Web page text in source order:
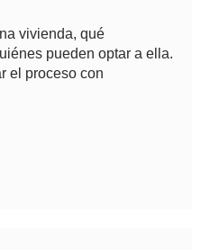
vivienda, qué
pueden optar a ella.
el proceso con